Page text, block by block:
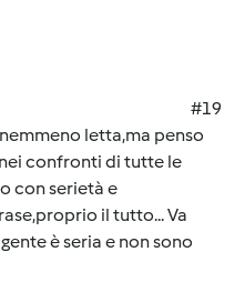
#19
letta,ma penso
confronti di tutte le
con serietà e
il tutto... Va
è seria e non sono